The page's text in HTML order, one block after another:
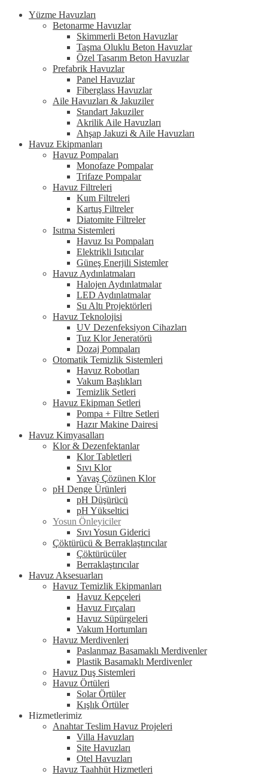
Yüzme Havuzları
Betonarme Havuzlar
Skimmerli Beton Havuzlar
Taşma Oluklu Beton Havuzlar
Özel Tasarım Beton Havuzlar
Prefabrik Havuzlar
Panel Havuzlar
Fiberglass Havuzlar
Aile Havuzları & Jakuziler
Standart Jakuziler
Akrilik Aile Havuzları
Ahşap Jakuzi & Aile Havuzları
Havuz Ekipmanları
Havuz Pompaları
Monofaze Pompalar
Trifaze Pompalar
Havuz Filtreleri
Kum Filtreleri
Kartuş Filtreler
Diatomite Filtreler
Isıtma Sistemleri
Havuz Isı Pompaları
Elektrikli Isıtıcılar
Güneş Enerjili Sistemler
Havuz Aydınlatmaları
Halojen Aydınlatmalar
LED Aydınlatmalar
Su Altı Projektörleri
Havuz Teknolojisi
UV Dezenfeksiyon Cihazları
Tuz Klor Jeneratörü
Dozaj Pompaları
Otomatik Temizlik Sistemleri
Havuz Robotları
Vakum Başlıkları
Temizlik Setleri
Havuz Ekipman Setleri
Pompa + Filtre Setleri
Hazır Makine Dairesi
Havuz Kimyasalları
Klor & Dezenfektanlar
Klor Tabletleri
Sıvı Klor
Yavaş Çözünen Klor
pH Denge Ürünleri
pH Düşürücü
pH Yükseltici
Yosun Önleyiciler
Sıvı Yosun Giderici
Çöktürücü & Berraklaştırıcılar
Çöktürücüler
Berraklaştırıcılar
Havuz Aksesuarları
Havuz Temizlik Ekipmanları
Havuz Kepçeleri
Havuz Fırçaları
Havuz Süpürgeleri
Vakum Hortumları
Havuz Merdivenleri
Paslanmaz Basamaklı Merdivenler
Plastik Basamaklı Merdivenler
Havuz Duş Sistemleri
Havuz Örtüleri
Solar Örtüler
Kışlık Örtüler
Hizmetlerimiz
Anahtar Teslim Havuz Projeleri
Villa Havuzları
Site Havuzları
Otel Havuzları
Havuz Taahhüt Hizmetleri